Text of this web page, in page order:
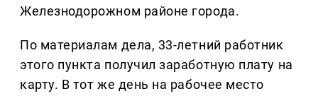
Железнодорожном районе города.
По материалам дела, 33-летний работник
этого пункта получил заработную плату на
карту. В тот же день на рабочее место